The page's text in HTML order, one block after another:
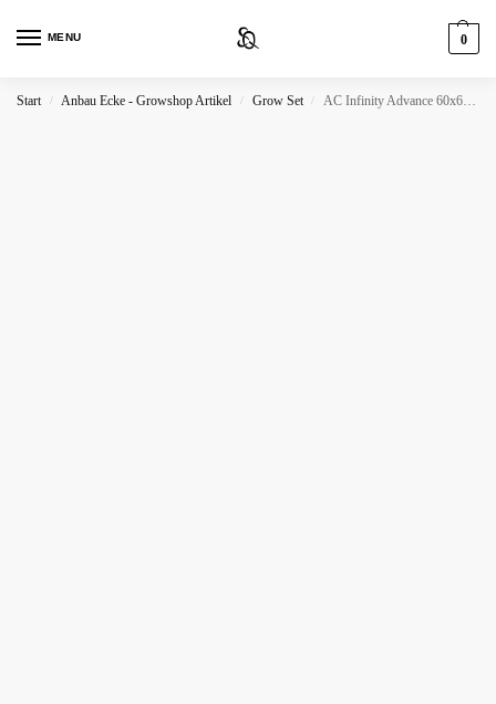
MENU 0
Start / Anbau Ecke - Growshop Artikel / Grow Set / AC Infinity Advance 60x60x180 Grow Zelt-System